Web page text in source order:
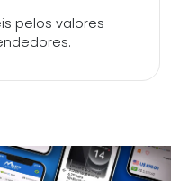
pelos valores